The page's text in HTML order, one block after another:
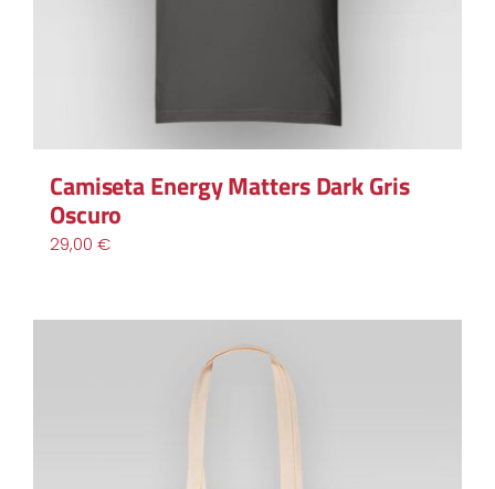
Camiseta Energy Matters Dark Gris
Oscuro
29,00 €